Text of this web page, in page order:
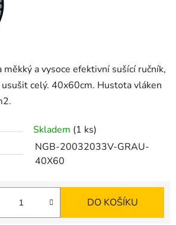
a vysoce efektivní sušící ručník,
celý. 40x60cm. Hustota vláken
Skladem (1 ks)
NGB-20032033V-GRAU-
40X60
DO KOŠÍKU